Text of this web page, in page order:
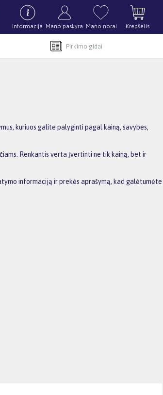
Informacija Mano paskyra Mano norai Krepšelis
Pirkimo gidai
kuriuos galite palyginti pagal kainą, savybes,
Renkantis verta įvertinti ne tik kainą, bet ir
informaciją ir prekės aprašymą, kad galėtumėte